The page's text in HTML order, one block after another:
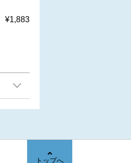
¥1,883
トップへ